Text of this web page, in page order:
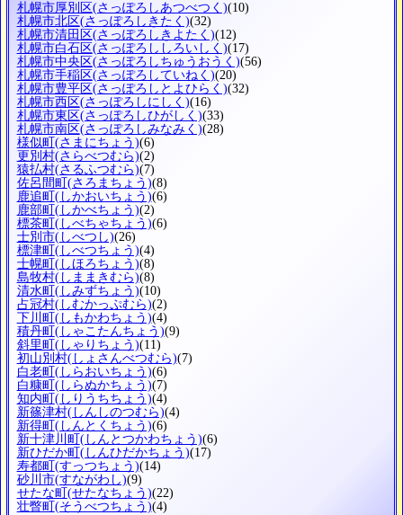
札幌市厚別区(さっぽろしあつべつく)(10)
札幌市北区(さっぽろしきたく)(32)
札幌市清田区(さっぽろしきよたく)(12)
札幌市白石区(さっぽろししろいしく)(17)
札幌市中央区(さっぽろしちゅうおうく)(56)
札幌市手稲区(さっぽろしていねく)(20)
札幌市豊平区(さっぽろしとよひらく)(32)
札幌市西区(さっぽろしにしく)(16)
札幌市東区(さっぽろしひがしく)(33)
札幌市南区(さっぽろしみなみく)(28)
様似町 (さまにちょう)(6)
更別村(さらべつむら)(2)
猿払村(さるふつむら)(7)
佐呂間町 (さろまちょう)(8)
鹿追町 (しかおいちょう)(6)
鹿部町 (しかべちょう)(2)
標茶町 (しべちゃちょう)(6)
士別市(しべつし)(26)
標津町 (しべつちょう)(4)
士幌町 (しほろちょう)(8)
島牧村(しままきむら)(8)
清水町 (しみずちょう)(10)
占冠村(しむかっぷむら)(2)
下川町 (しもかわちょう)(4)
積丹町 (しゃこたんちょう)(9)
斜里町 (しゃりちょう)(11)
初山別村(しょさんべつむら)(7)
白老町 (しらおいちょう)(6)
白糠町 (しらぬかちょう)(7)
知内町 (しりうちちょう)(4)
新篠津村(しんしのつむら)(4)
新得町 (しんとくちょう)(6)
新十津川町 (しんとつかわちょう)(6)
新ひだか町 (しんひだかちょう)(17)
寿都町 (すっつちょう)(14)
砂川市(すながわし)(9)
せたな町 (せたなちょう)(22)
壮瞥町 (そうべつちょう)(4)